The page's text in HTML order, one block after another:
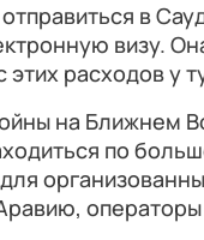
в
визу.
этих расходов у
на Ближнем
по